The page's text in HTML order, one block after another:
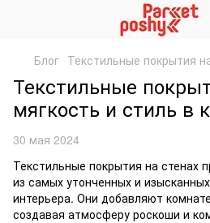
Блог Текстильные покрытия
Текстильные
мягкость и стиль в
30 мая 2024
Текстильные покрытия на стенах
из самых утонченных и
интерьера. Они добавляют
создавая атмосферу роскоши и